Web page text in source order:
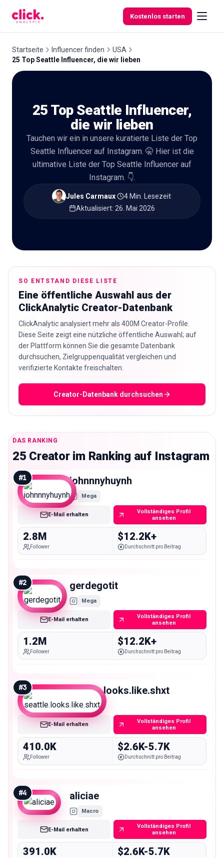
Kostenlos starten
Kostenlose
Startseite Influencer finden
USA
25 Top Seattle Influencer, die wir lieben
25 Top Seattle Influencer,
die wir lieben
Tauchen wir ein in unsere kuratierte Liste der Top
Seattle Influencer auf Instagram. 🤫 Hier ist die
ultimative Liste der Top Seattle Influencer auf
Instagram. 👇.
Jules Carmaux· 4 Min. Lesezeit·
Aktualisiert: 26. Mai 2026
SO ENTSTAND DIESE LISTE
Eine öffentliche Auswahl aus der
ClickAnalytic Creator-Datenbank
ClickAnalytic analysiert mehr als 400M Creator-Profile.
Diese Seite zeigt eine nützliche öffentliche Auswahl; auf
der Plattform können Sie die gesamte Datenbank
durchsuchen, Zielgruppenqualität vergleichen und
verifizierte Kontakte freischalten.
Creator-Datenbank durchsuchen
DAS RANKING
25 Creator im Ranking auf Instagram
#1 johnnnyhuynh
Mega
E-Mail erhalten
Vollständiges Profil
ansehen
2.8M
Follower
$12.2K+
Durchschnitt pro Beitrag
#2 gerdegotit
Mega
E-Mail erhalten
Vollständiges Profil
ansehen
1.2M
Follower
$12.2K+
Durchschnitt pro Beitrag
#3 seattle.looks.like.shxt
Macro
E-Mail erhalten
Vollständiges Profil
ansehen
410.0K
Follower
$2.6K-5.7K
Durchschnitt pro Beitrag
#4 aliciae
Macro
E-Mail erhalten
Vollständiges Profil
ansehen
391.0K $2.6K-5.7K